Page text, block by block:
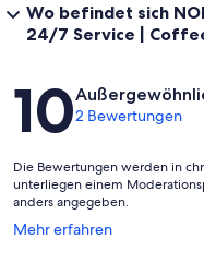
Wo befindet sich
24/7 Service |
Bewertungen
102 Bewertungen
Die Bewertungen werden in
unterliegen einem
anders angegeben.
Mehr erfahren
Wird